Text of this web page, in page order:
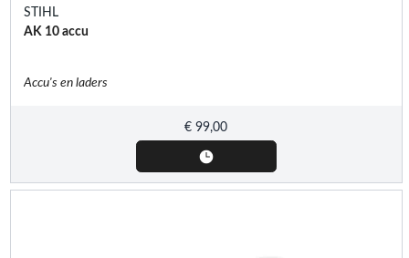
STIHL
AK 10 accu
Accu's en laders
€ 99,00